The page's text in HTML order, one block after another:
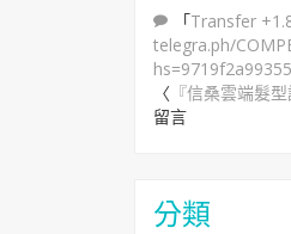
「Transfer
telegra.ph/
〈 『信桑雲端髮
留言
分類